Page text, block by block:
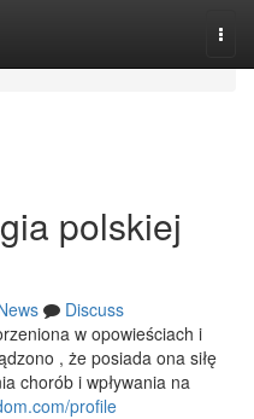
polskiej
Discuss
w opowieściach i
, że posiada ona siłę
chorób i wpływania na
profile